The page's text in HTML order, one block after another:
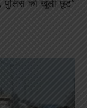
पुलिस को खुली छूट”